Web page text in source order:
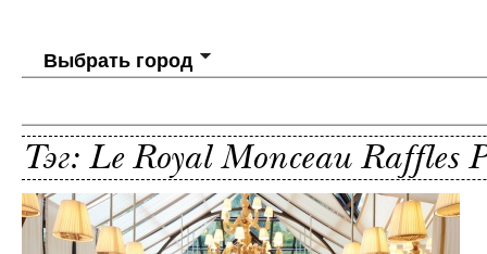
Выбрать город
Тэг: Le Royal Monceau Raffles